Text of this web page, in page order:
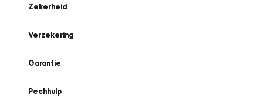
Zekerheid
Verzekering
Garantie
Pechhulp